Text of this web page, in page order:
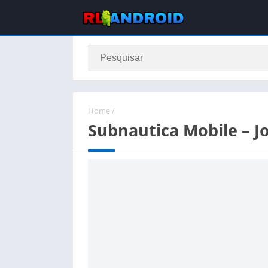
Home /
Subnautica Mobile –